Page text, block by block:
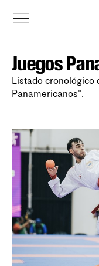
Juegos
Listado cronológico
Panamericanos".